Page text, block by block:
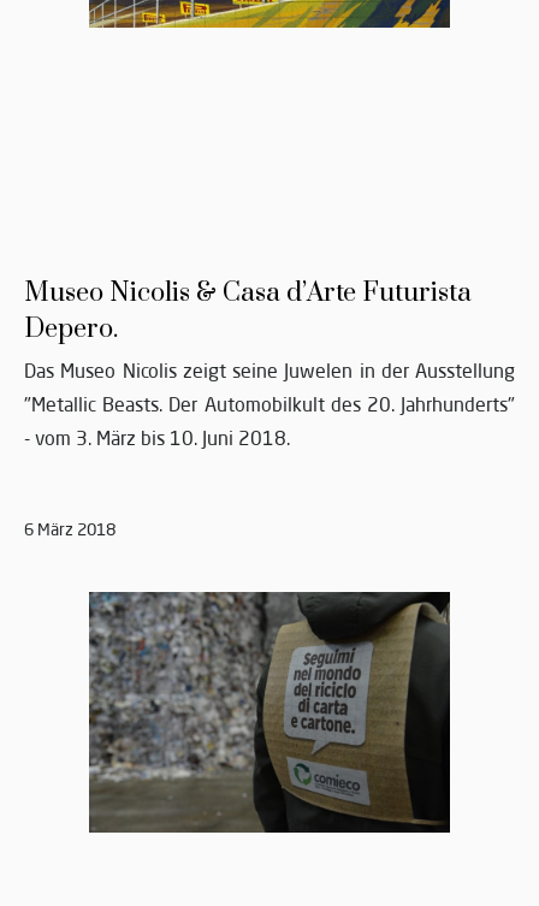
Museo Nicolis & Casa d’Arte Futurista
Depero.
Das Museo Nicolis zeigt seine Juwelen in der Ausstellung
"Metallic Beasts. Der Automobilkult des 20. Jahrhunderts"
- vom 3. März bis 10. Juni 2018.
6 März 2018